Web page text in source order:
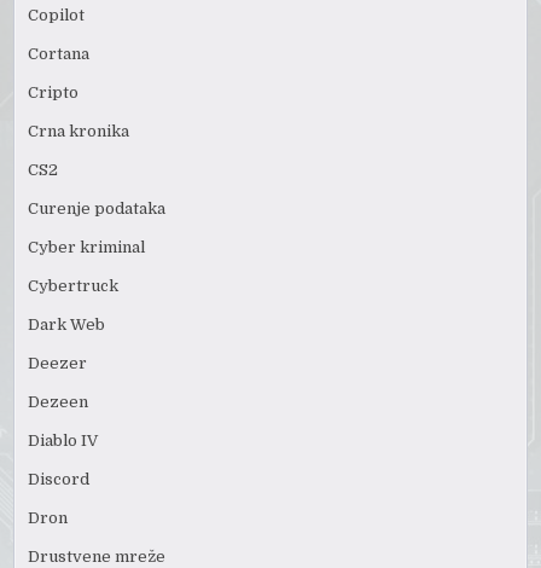
Copilot
Cortana
Cripto
Crna kronika
CS2
Curenje podataka
Cyber kriminal
Cybertruck
Dark Web
Deezer
Dezeen
Diablo IV
Discord
Dron
Drustvene mreže